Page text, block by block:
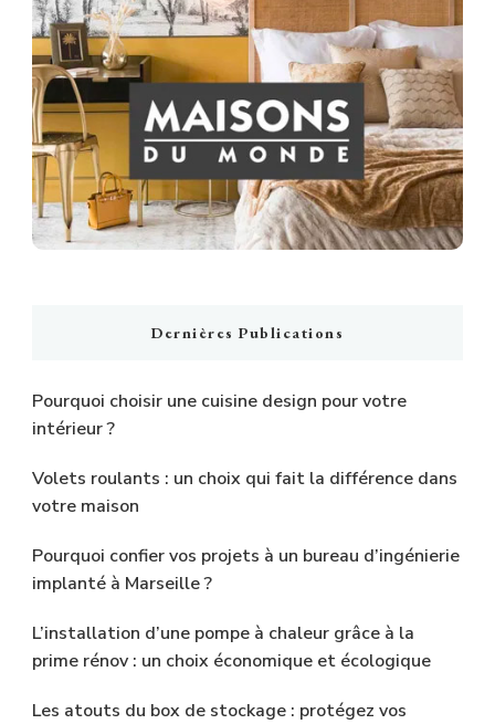
Dernières Publications
Pourquoi choisir une cuisine design pour votre
intérieur ?
Volets roulants : un choix qui fait la différence dans
votre maison
Pourquoi confier vos projets à un bureau d’ingénierie
implanté à Marseille ?
L’installation d’une pompe à chaleur grâce à la
prime rénov : un choix économique et écologique
Les atouts du box de stockage : protégez vos